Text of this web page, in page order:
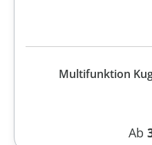
Multifunktion
Ab